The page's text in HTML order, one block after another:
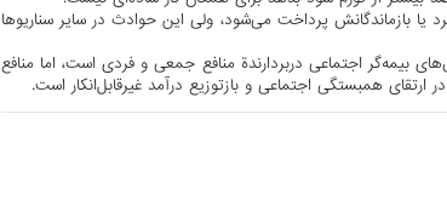
یا بازماندگانش پرداخت می‌شود، ولی این حوادث در سایر سناریوها
بیمه‌گر اجتماعی دربردارندة منافع جمعی و فردی است، اما منافع
همبستگی اجتماعی و بازتوزیع درآمد غیرقابل‌انکار است.